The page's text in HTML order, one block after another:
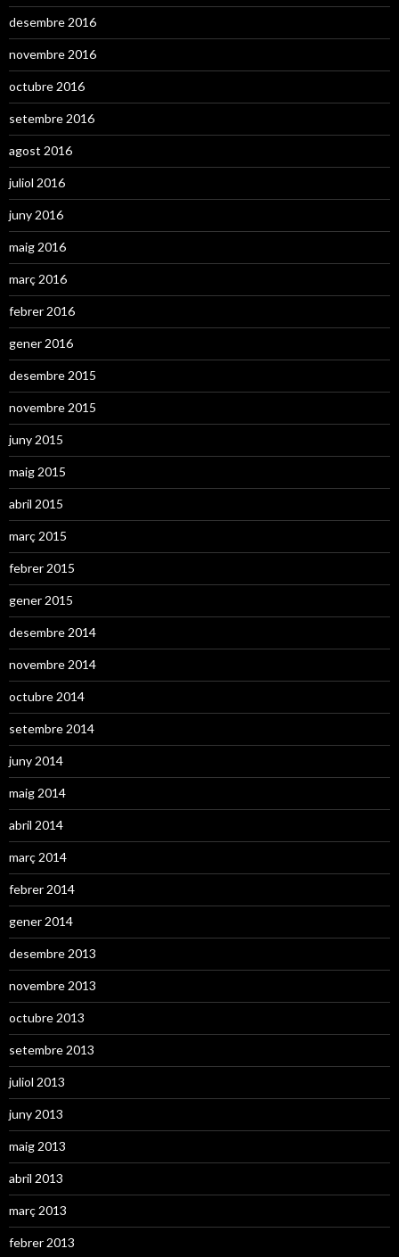
desembre 2016
novembre 2016
octubre 2016
setembre 2016
agost 2016
juliol 2016
juny 2016
maig 2016
març 2016
febrer 2016
gener 2016
desembre 2015
novembre 2015
juny 2015
maig 2015
abril 2015
març 2015
febrer 2015
gener 2015
desembre 2014
novembre 2014
octubre 2014
setembre 2014
juny 2014
maig 2014
abril 2014
març 2014
febrer 2014
gener 2014
desembre 2013
novembre 2013
octubre 2013
setembre 2013
juliol 2013
juny 2013
maig 2013
abril 2013
març 2013
febrer 2013